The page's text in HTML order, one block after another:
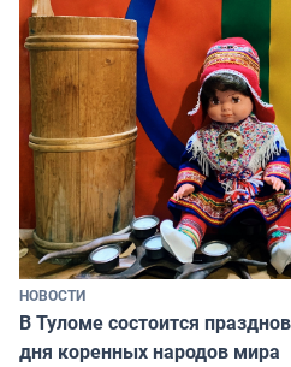
НОВОСТИ
В Туломе состоится
дня коренных народов мира